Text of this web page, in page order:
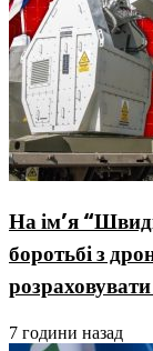
На ім’я
боротьбі з
7 години назад